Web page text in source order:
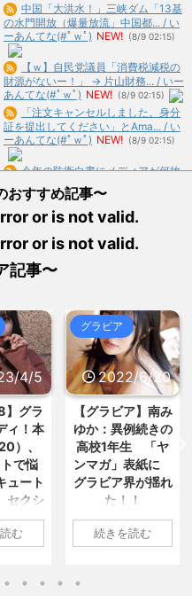
中国「大洪水！」三峡ダム「13基
の水門開放（爆量放流」中国都... / い
ーあんてな(#ﾟｗﾟ) NEW! (8/9 02:15)
【ｗ】自民党議員「消費税減税の
財源がないー！」 → 片山財務... / いー
あんてな(#ﾟｗﾟ) NEW! (8/9 02:15)
「注文キャンセルしました。身分
証を提出してください」とAma... / い
ーあんてな(#ﾟｗﾟ) NEW! (8/9 02:15)
今年の防衛白書にメディアが何故
かブチ切れている模様、躍起にな... /
いーあんてな(#ﾟｗﾟ)
02:15)
国の橋、倒壊した欄干の破片を調... /
02:15)
まとめMAP(総合) NEW! (8/9 01:43)
【画像】週刊少年マガジン、限界
突破 / 5chまとめMAP(総合) NEW!
(8/9 01:33)
【仰天】外国人「築地の大トロ4
貫4000円はぼったくりだ」→... / 5ch
まとめMAP(総合) NEW! (8/9 01:29)
100人中全員が好きでも嫌いでも
ないって答える食べ物あげよう... /
5chまとめMAP(総合) NEW! (8/9
01:25)
【動画】実写版のクレヨンしんち
ゃん、バズりすぎて80万いいね... /
5chまとめMAP(総合) NEW! (8/9
01:01)
ンだ」 熊本地震直後の日本の対... / に
おすすめ記事〜
or is not valid.
or is not valid.
記事〜
6/20
】南み
続きの
「ヤ
紙に
が揺れ
月)
む
グラビア
2022/6/18
【速報です!!!】中
川翔子「写真集」
2位 8キロ減の
ランジェリーカッ
トほか「今まで以
上に攻めた」過去
最高に色っぽ
い“しょこたん”満
1: 名無しさん
続きを読む